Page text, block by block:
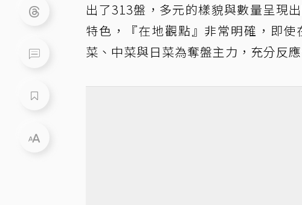
出了313盤，多元的樣貌與數量呈現
特色，『在地觀點』非常明確，即
菜、中菜與日菜為奪盤主力，充分反